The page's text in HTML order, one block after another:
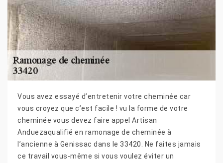
Vous avez essayé d’entretenir votre cheminée car
vous croyez que c’est facile ! vu la forme de votre
cheminée vous devez faire appel Artisan
Anduezaqualifié en ramonage de cheminée à
l’ancienne à Genissac dans le 33420. Ne faites jamais
ce travail vous-même si vous voulez éviter un